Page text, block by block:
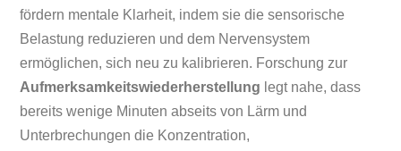
fördern mentale Klarheit, indem sie die sensorische
Belastung reduzieren und dem Nervensystem
ermöglichen, sich neu zu kalibrieren. Forschung zur
Aufmerksamkeitswiederherstellung legt nahe, dass
bereits wenige Minuten abseits von Lärm und
Unterbrechungen die Konzentration,